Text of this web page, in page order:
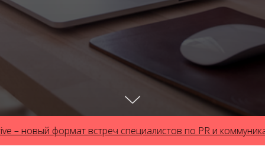
формат встреч специалистов по PR и коммуникациям